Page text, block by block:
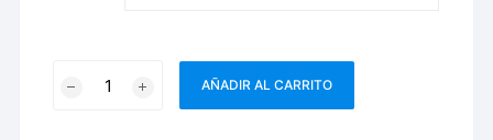
AÑADIR AL CARRITO